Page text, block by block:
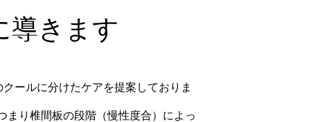
導きます
ールに分けたケアを提案しておりま
まり椎間板の段階（慢性度合）によっ